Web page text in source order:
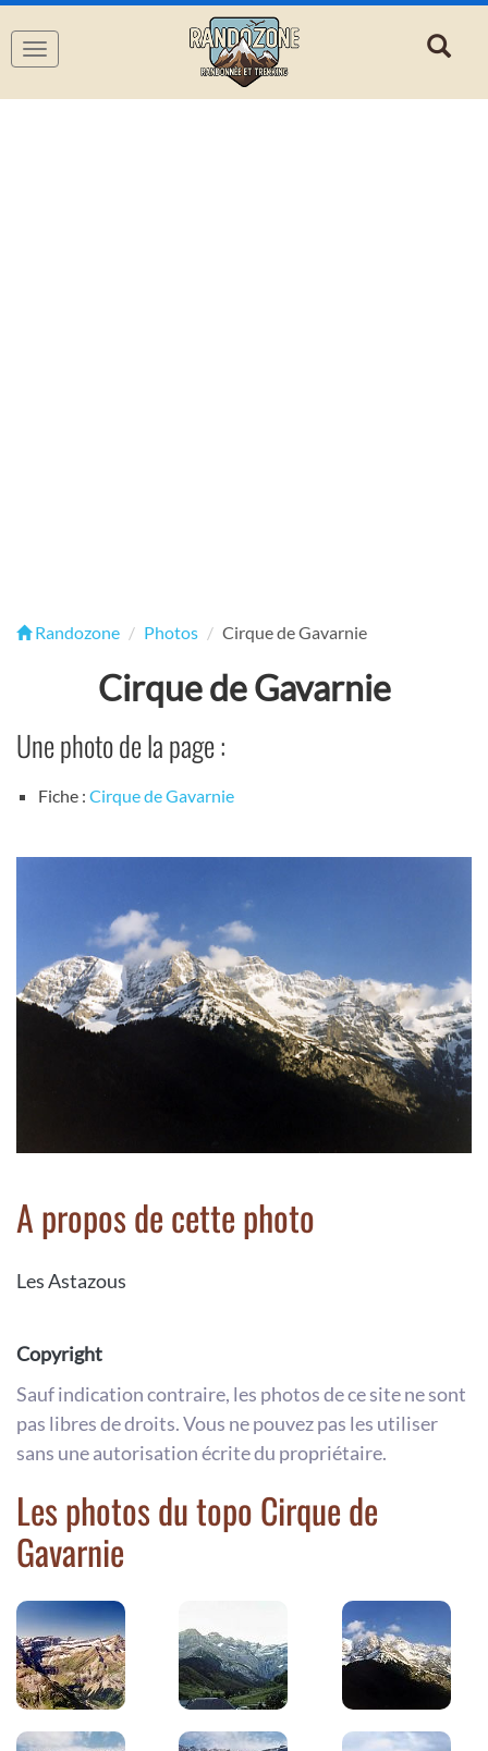
Navigation
Randozone Photos Cirque de Gavarnie
Cirque de Gavarnie
Une photo de la page :
Fiche : Cirque de Gavarnie
A propos de cette photo
Les Astazous
Copyright
Sauf indication contraire, les photos de ce site ne sont
pas libres de droits. Vous ne pouvez pas les utiliser
sans une autorisation écrite du propriétaire.
Les photos du topo Cirque de
Gavarnie